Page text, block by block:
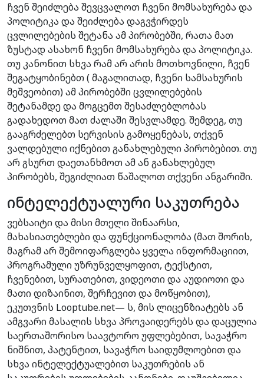
ჩვენ შეიძლება შევცვალოთ ჩვენი მომსახურება და
პოლიტიკა და შეიძლება დაგვჭირდეს
ცვლილებების შეტანა ამ პირობებში, რათა მათ
ზუსტად ასახონ ჩვენი მომსახურება და პოლიტიკა.
თუ კანონით სხვა რამ არ არის მოთხოვნილი, ჩვენ
შეგატყობინებთ ( მაგალითად, ჩვენი სამსახურის
მეშვეობით) ამ პირობებში ცვლილებების
შეტანამდე და მოგცემთ შესაძლებლობას
გადახედოთ მათ ძალაში შესვლამდე. შემდეგ, თუ
გააგრძელებთ სერვისის გამოყენებას, თქვენ
ვალდებული იქნებით განახლებული პირობებით. თუ
არ გსურთ დაეთანხმოთ ამ ან განახლებულ
პირობებს, შეგიძლიათ წაშალოთ თქვენი ანგარიში.
ინტელექტუალური საკუთრება
ვებსაიტი და მისი მთელი შინაარსი,
მახასიათებლები და ფუნქციონალობა (მათ შორის,
მაგრამ არ შემოიფარგლება ყველა ინფორმაციით,
პროგრამული უზრუნველყოფით, ტექსტით,
ჩვენებით, სურათებით, ვიდეოთი და აუდიოთი და
მათი დიზაინით, შერჩევით და მოწყობით),
ეკუთვნის Looptube.net— ს, მის ლიცენზიატებს ან
ამგვარი მასალის სხვა პროვაიდერებს და დაცულია
საერთაშორისო საავტორო უფლებებით, სავაჭრო
ნიშნით, პატენტით, სავაჭრო საიდუმლოებით და
სხვა ინტელექტუალებით საკუთრების ან